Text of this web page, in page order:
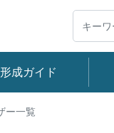
成ガイド
ー一覧